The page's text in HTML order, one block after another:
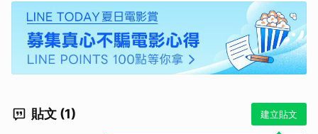
貼文 (1) 建立貼文